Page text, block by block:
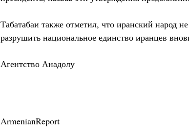
Табатабаи также отметил, что иранский народ
разрушить национальное единство иранцев
Агентство Анадолу
ArmenianReport